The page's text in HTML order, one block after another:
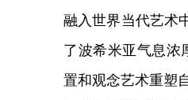
融入世界当代艺术
了波希米亚气息浓
置和观念艺术重塑